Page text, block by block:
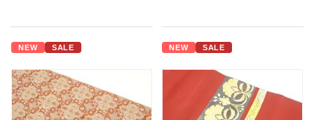
NEW SALE NEW SALE